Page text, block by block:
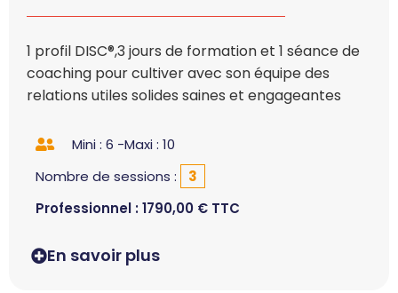
1 profil DISC®,3 jours de formation et 1 séance de
coaching pour cultiver avec son équipe des
relations utiles solides saines et engageantes
Mini : 6 -Maxi : 10
Nombre de sessions :
3
Professionnel :1790,00 € TTC
En savoir plus